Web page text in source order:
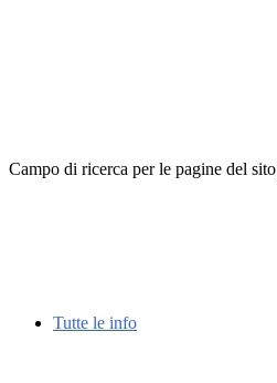
Campo di ricerca per le pagine del sito
Tutte le info